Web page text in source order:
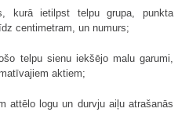
kurā ietilpst telpu grupa, punkta
centimetram, un numurs;
telpu sienu iekšējo malu garumi,
aktiem;
attēlo logu un durvju aiļu atrašanās